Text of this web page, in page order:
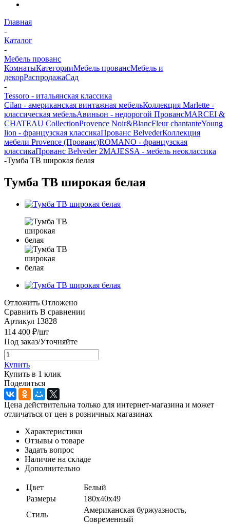
Главная
-
Каталог
-
Мебель прованс
КомнатыКатегорииМебель провансМебель и
декорРаспродажаСад
-
Tessoro - итальянская классика
Cilan - американская винтажная мебельКоллекция Marlette -
классическая мебельАвиньон - недорогой ПровансMARCEI &
CHATEAU CollectionProvence Noir&BlancFleur chantanteYoung
lion - французская классикаПрованс BelvederКоллекция
мебели Provence (Прованс)ROMANO - французская
классикаПрованс Belveder 2MAJESSA - мебель неоклассика
-Тумба ТВ широкая белая
Тумба ТВ широкая белая
Отложить Отложено
Сравнить В сравнении
Артикул 13828
114 400 ₽/шт
Под заказ/Уточняйте
Купить
Купить в 1 клик
Поделиться
Цена действительна только для интернет-магазина и может
отличаться от цен в розничных магазинах
Характеристики
Отзывы о товаре
Задать вопрос
Наличие на складе
Дополнительно
Цвет
Белый
Размеры
180x40x49
Стиль
Американская буржуазность,
Современный